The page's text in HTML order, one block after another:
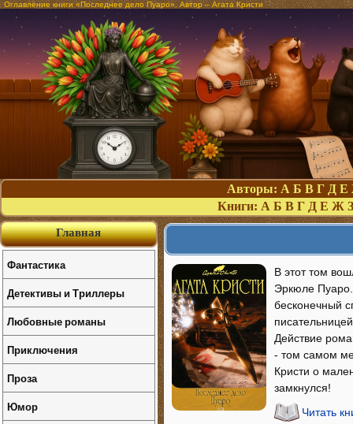
Оглавление книги «Последнее дело Пуаро». Автор – Агата Кристи
Авторы: А Б В Г Д Е
Книги: А Б В Г Д Е Ж З
В этот том
Эркюле
бесконечный
Действие
- том самом
Кристи о
замкнулся!
Читать
Главная
Фантастика
Детективы и Триллеры
Любовные романы
Приключения
Проза
Юмор